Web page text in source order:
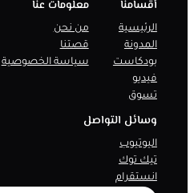
أقسامنا
الرئيسية
المدونة
بودكاست
فيديو
تسوق
معلومات عنا
من نحن
قصتنا
سياسة الخصوصية
وسائل التواصل
اليوتيوب
تيك توك
انستقرام